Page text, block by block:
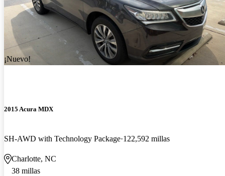
¡Nuevo!
2015 Acura MDX
SH-AWD with Technology Package 122,592 millas
Charlotte, NC
38 millas